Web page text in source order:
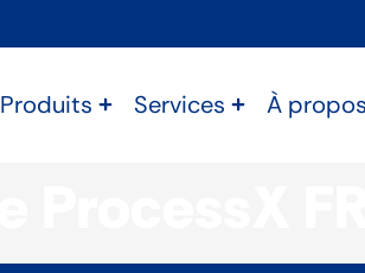
Produits Services À